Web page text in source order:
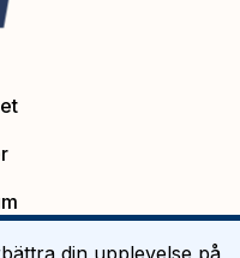
din upplevelse på